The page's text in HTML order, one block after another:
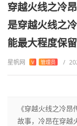
穿越火线之冷
是穿越火线之
能最大程度保
星帆网 V 管理员 /
《穿越火线之冷
故事，冷昂在穿越